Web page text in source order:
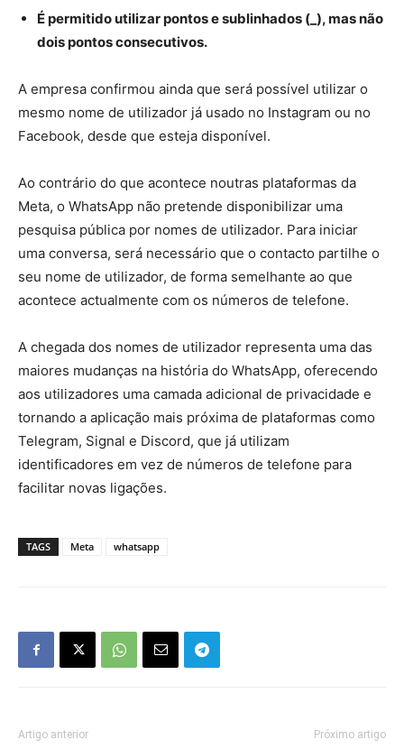
É permitido utilizar pontos e sublinhados (_), mas não
dois pontos consecutivos.
A empresa confirmou ainda que será possível utilizar o
mesmo nome de utilizador já usado no Instagram ou no
Facebook, desde que esteja disponível.
Ao contrário do que acontece noutras plataformas da
Meta, o WhatsApp não pretende disponibilizar uma
pesquisa pública por nomes de utilizador. Para iniciar
uma conversa, será necessário que o contacto partilhe o
seu nome de utilizador, de forma semelhante ao que
acontece actualmente com os números de telefone.
A chegada dos nomes de utilizador representa uma das
maiores mudanças na história do WhatsApp, oferecendo
aos utilizadores uma camada adicional de privacidade e
tornando a aplicação mais próxima de plataformas como
Telegram, Signal e Discord, que já utilizam
identificadores em vez de números de telefone para
facilitar novas ligações.
TAGS Meta whatsapp
Artigo anterior Próximo artigo